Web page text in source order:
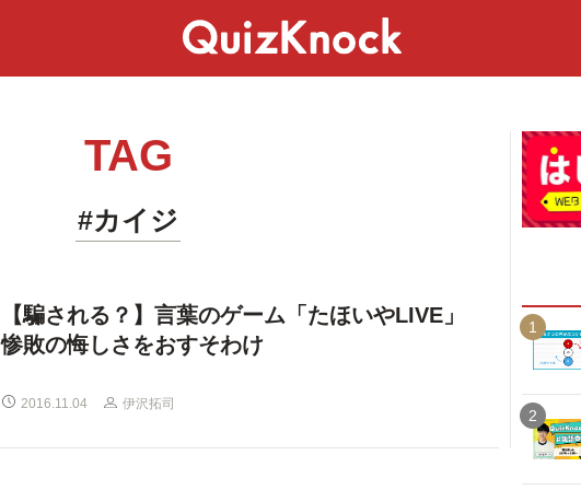
TAG
#カイジ
【騙される？】言葉のゲーム「たほいやLIVE」
惨敗の悔しさをおすそわけ
2016.11.04 伊沢拓司
1
2